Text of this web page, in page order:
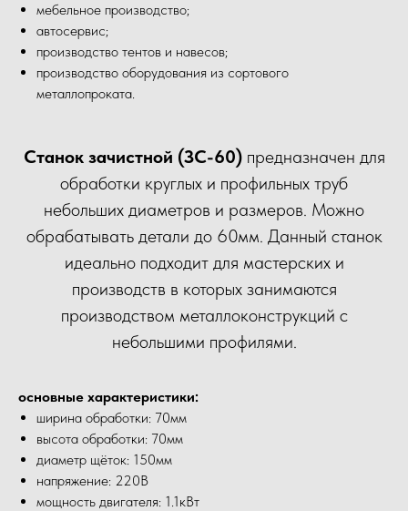
мебельное производство;
автосервис;
производство тентов и навесов;
производство оборудования из сортового
металлопроката.
Станок зачистной (ЗС-60) предназначен для
обработки круглых и профильных труб
небольших диаметров и размеров. Можно
обрабатывать детали до 60мм. Данный станок
идеально подходит для мастерских и
производств в которых занимаются
производством металлоконструкций с
небольшими профилями.
основные характеристики:
ширина обработки: 70мм
высота обработки: 70мм
диаметр щёток: 150мм
напряжение: 220В
мощность двигателя: 1.1кВт